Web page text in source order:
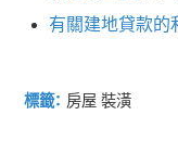
有關建地貸款的
標籤： 房屋 裝潢